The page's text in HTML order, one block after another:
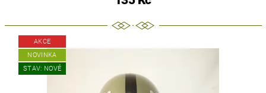
AKCE
NOVINKA
STAV: NOVÉ